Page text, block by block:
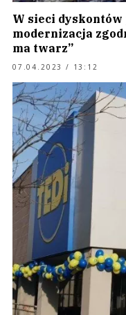
W sieci
modernizacja
ma twarz”
07.04.2023 / 13:12